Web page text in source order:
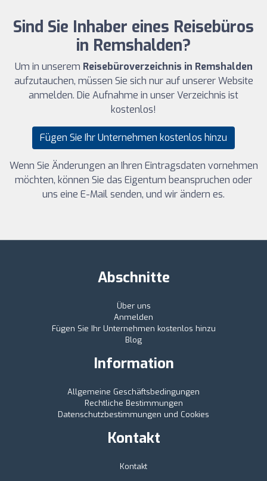
Sind Sie Inhaber eines Reisebüros
in Remshalden?
Um in unserem Reisebüroverzeichnis in Remshalden
aufzutauchen, müssen Sie sich nur auf unserer Website
anmelden. Die Aufnahme in unser Verzeichnis ist
kostenlos!
Fügen Sie Ihr Unternehmen kostenlos hinzu
Wenn Sie Änderungen an Ihren Eintragsdaten vornehmen
möchten, können Sie das Eigentum beanspruchen oder
uns eine E-Mail senden, und wir ändern es.
Abschnitte
Über uns
Anmelden
Fügen Sie Ihr Unternehmen kostenlos hinzu
Blog
Information
Allgemeine Geschäftsbedingungen
Rechtliche Bestimmungen
Datenschutzbestimmungen und Cookies
Kontakt
Kontakt